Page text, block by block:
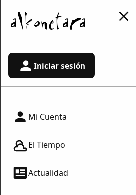
Iniciar sesión
Mi Cuenta
El Tiempo
Actualidad